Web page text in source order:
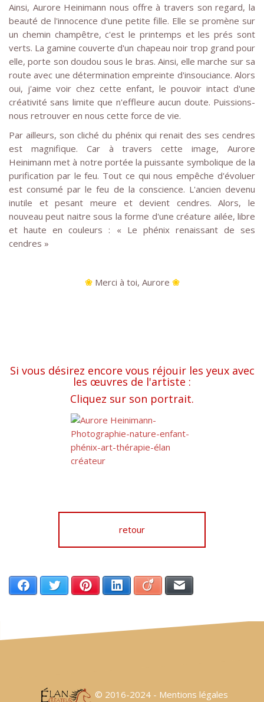
Ainsi, Aurore Heinimann nous offre à travers son regard, la
beauté de l'innocence d'une petite fille. Elle se promène sur
un chemin champêtre, c'est le printemps et les prés sont
verts. La gamine couverte d'un chapeau noir trop grand pour
elle, porte son doudou sous le bras. Ainsi, elle marche sur sa
route avec une détermination empreinte d'insouciance. Alors
oui, j'aime voir chez cette enfant, le pouvoir intact d'une
créativité sans limite que n'effleure aucun doute. Puissions-
nous retrouver en nous cette force de vie.
Par ailleurs, son cliché du phénix qui renait des ses cendres
est magnifique. Car à travers cette image, Aurore
Heinimann met à notre portée la puissante symbolique de la
purification par le feu. Tout ce qui nous empêche d'évoluer
est consumé par le feu de la conscience. L'ancien devenu
inutile et pesant meure et devient cendres. Alors, le
nouveau peut naitre sous la forme d'une créature ailée, libre
et haute en couleurs : « Le phénix renaissant de ses
cendres »
❀ Merci à toi, Aurore ❀
Si vous désirez encore vous réjouir les yeux avec
les œuvres de l'artiste :
Cliquez sur son portrait.
retour
Facebook Twitter Pinterest LinkedIn Viadeo
© 2016-2024 - Mentions légales